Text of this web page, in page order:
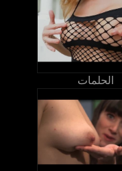
الحلمات